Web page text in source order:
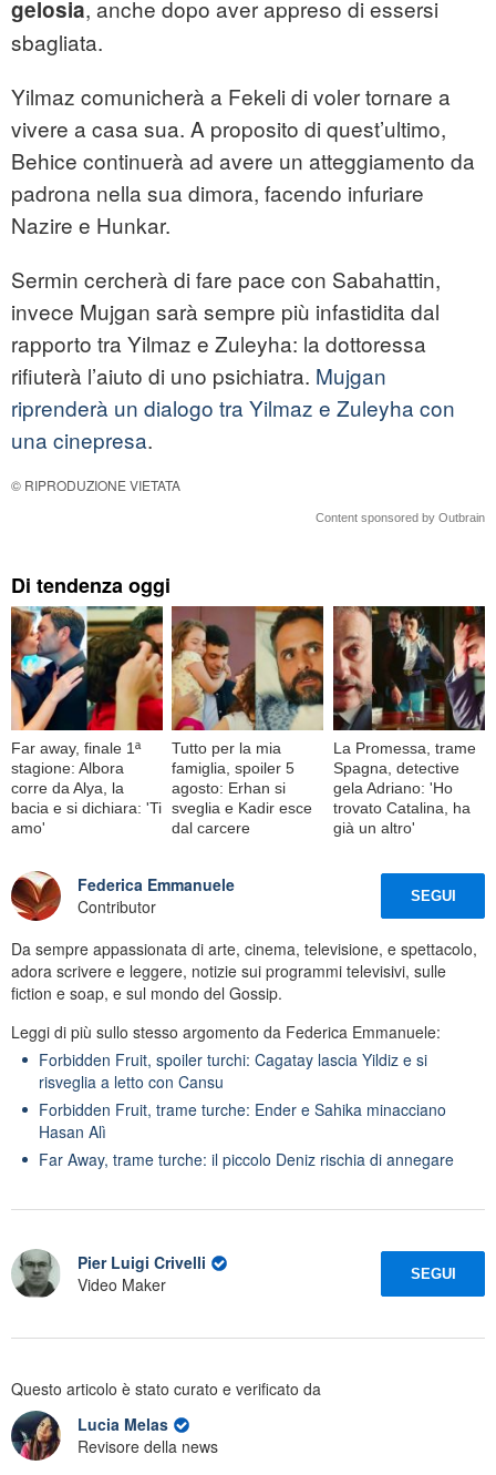
gelosia, anche dopo aver appreso di essersi
sbagliata.
Yilmaz comunicherà a Fekeli di voler tornare a
vivere a casa sua. A proposito di quest’ultimo,
Behice continuerà ad avere un atteggiamento da
padrona nella sua dimora, facendo infuriare
Nazire e Hunkar.
Sermin cercherà di fare pace con Sabahattin,
invece Mujgan sarà sempre più infastidita dal
rapporto tra Yilmaz e Zuleyha: la dottoressa
rifiuterà l’aiuto di uno psichiatra. Mujgan
riprenderà un dialogo tra Yilmaz e Zuleyha con
una cinepresa.
© RIPRODUZIONE VIETATA
Content sponsored by Outbrain
Di tendenza oggi
Far away, finale 1ª
stagione: Albora
corre da Alya, la
bacia e si dichiara: 'Ti
amo'
Tutto per la mia
famiglia, spoiler 5
agosto: Erhan si
sveglia e Kadir esce
dal carcere
La Promessa, trame
Spagna, detective
gela Adriano: 'Ho
trovato Catalina, ha
già un altro'
Federica Emmanuele
Contributor
SEGUI
Da sempre appassionata di arte, cinema, televisione, e spettacolo,
adora scrivere e leggere, notizie sui programmi televisivi, sulle
fiction e soap, e sul mondo del Gossip.
Leggi di più sullo stesso argomento da Federica Emmanuele:
Forbidden Fruit, spoiler turchi: Cagatay lascia Yildiz e si
risveglia a letto con Cansu
Forbidden Fruit, trame turche: Ender e Sahika minacciano
Hasan Alì
Far Away, trame turche: il piccolo Deniz rischia di annegare
Pier Luigi Crivelli
Video Maker
SEGUI
Questo articolo è stato curato e verificato da
Lucia Melas
Revisore della news